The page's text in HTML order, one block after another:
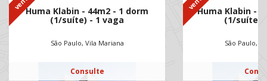
Huma Klabin - 44m2 - 1 dorm
(1/suíte) - 1 vaga
São Paulo, Vila Mariana
Consulte
Huma Klabin -
(1/suíte)
São Paulo,